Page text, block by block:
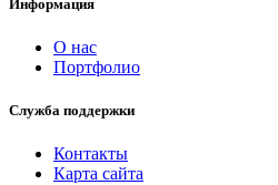
Информация
О нас
Портфолио
Служба поддержки
Контакты
Карта сайта